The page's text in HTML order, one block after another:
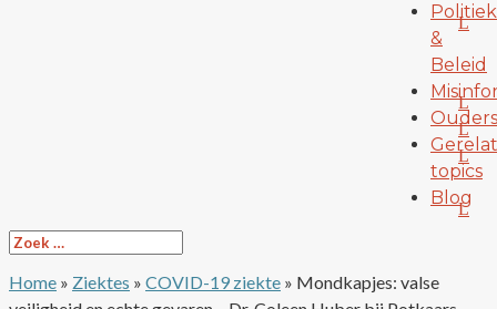
Politiek
&
Beleid
Ouders
topics
Blog
Home » Ziektes » COVID-19 ziekte » Mondkapjes: valse